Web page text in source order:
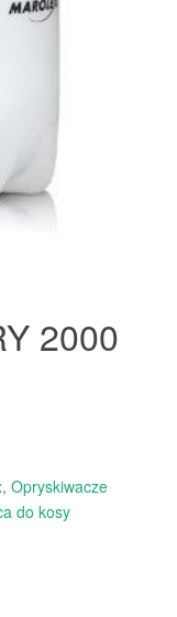
2000
, Opryskiwacze
do kosy